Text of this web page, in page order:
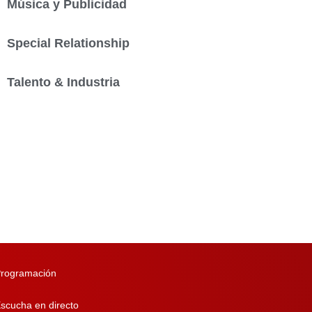
Música y Publicidad
Special Relationship
Talento & Industria
en directo